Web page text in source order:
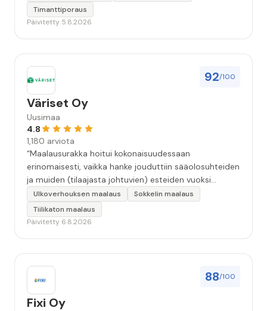
Timanttiporaus
Päivitetty 5.8.2026
92/100
Väriset Oy
Uusimaa
4.8
1,180 arviota
“Maalausurakka hoitui kokonaisuudessaan
erinomaisesti, vaikka hanke jouduttiin sääolosuhteiden
ja muiden (tilaajasta johtuvien) esteiden vuoksi
keskeyttämään n. 3 viikoksi. Maalaistulos on oikein
hyvä, yhteydenpito erinomaista, jälkityöt tehtiin
huolellisesti. Suosittelen. Erityiskiitos itse maalareille:
Ulkoverhouksen maalaus
Sokkelin maalaus
Tiilikaton maalaus
Päivitetty 6.8.2026
88/100
Fixi Oy